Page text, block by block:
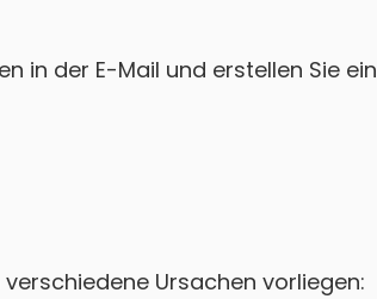
in der E-Mail und erstellen Sie ein
Ursachen vorliegen: